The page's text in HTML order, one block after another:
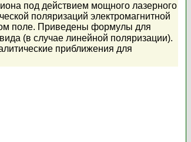
под действием мощного лазерного
поляризаций электромагнитной
поле. Приведены формулы для
(в случае линейной поляризации).
приближения для